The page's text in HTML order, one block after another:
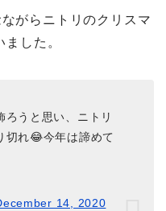
がらニトリのクリスマ
した。
うと思い、ニトリ
切れ😂今年は諦めて
14, 2020